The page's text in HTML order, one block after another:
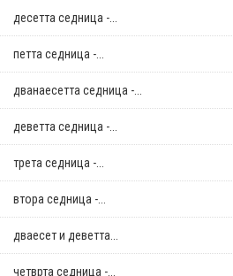
десетта седница -...
петта седница -...
дванаесетта седница -...
деветта седница -...
трета седница -...
втора седница -...
дваесет и деветта...
четврта седница -...